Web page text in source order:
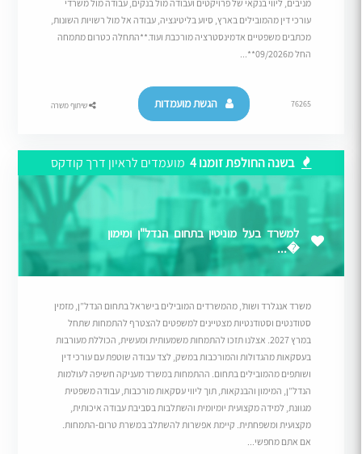
מניבים, ליווי בנקאי של פרויקטים ועבודה מול בנקים, עבודה מול משרדי
עורכי דין מהמובילים בארץ, סיוע בליטיגציה, עבודה אל מול רשויות השונות,
מכתבים משפטיים אדמינסטרציה מורכבת ועוד.**התחלה כטרום מתמחה
החל מ09/2026**...
76265 הגשת מועמדות שיתוף משרה
בשנה החולפת זומנו 4 מועמדים לראיון דרך קודקס
למשרד בעל מוניטין בתחום הנדל"ן ומימון
�...
משרד אנגלרד ושות’, מהמשרדים המובילים בישראל בתחום הנדל”ן, מזמין
סטודנטים וסטודנטיות מצטיינים למשפטים להצטרף להתמחות שתחל
במרץ 2027. אצלנו תזכו להתמחות משמעותית ומעשית, הכוללת מעורבות
בעסקאות מהגדולות והמורכבות במשק, לצד עבודה שוטפת עם עורכי דין
ושותפים מהמובילים בתחום. ההתמחות במשרד מעניקה חשיפה לעולמות
הנדל”ן, המימון והבנקאות, תוך ליווי עסקאות מורכבות, עבודה משפטית
מגוונת, למידה מקצועית יומיומית והשתלבות בסביבת עבודה איכותית,
מקצועית ומשפחתית. קיימת אפשרות להשתלב במשרת טרום-התמחות.
אם אתם מחפשי...